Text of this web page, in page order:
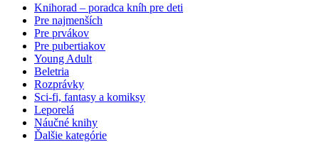
Knihorad – poradca kníh pre deti
Pre najmenších
Pre prvákov
Pre pubertiakov
Young Adult
Beletria
Rozprávky
Sci-fi, fantasy a komiksy
Leporelá
Náučné knihy
Ďalšie kategórie